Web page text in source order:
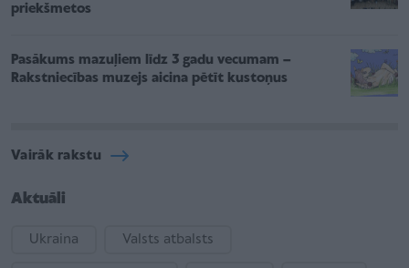
priekšmetos
Pasākums mazuļiem līdz 3 gadu vecumam –
Rakstniecības muzejs aicina pētīt kustoņus
Vairāk rakstu
Aktuāli
Ukraina Valsts atbalsts